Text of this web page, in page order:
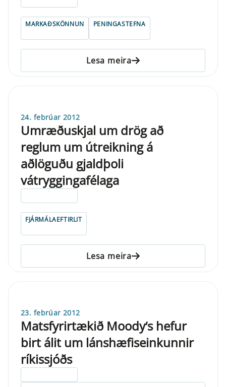
MARKAÐSKÖNNUN PENINGASTEFNA
Lesa meira
24. febrúar 2012
Umræðuskjal um drög að
reglum um útreikning á
aðlöguðu gjaldþoli
vátryggingafélaga
FJÁRMÁLAEFTIRLIT
Lesa meira
23. febrúar 2012
Matsfyrirtækið Moody‘s hefur
birt álit um lánshæfiseinkunnir
ríkissjóðs